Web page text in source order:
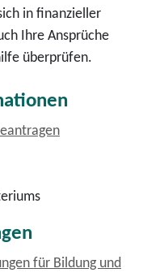
in finanzieller
Ihre Ansprüche
überprüfen.
für Bildung und